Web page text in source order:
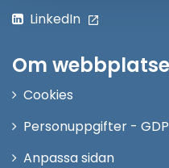
LinkedIn
Om
Cookies
Personuppgifter -
Anpassa sidan